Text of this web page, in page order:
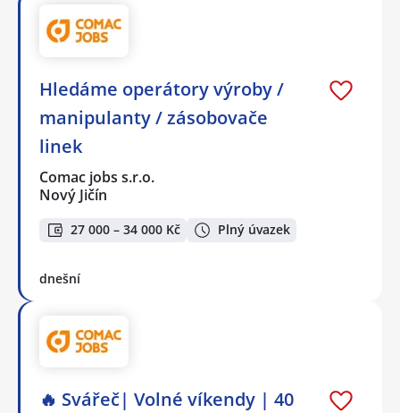
Hledáme operátory výroby /
manipulanty / zásobovače
linek
Comac jobs s.r.o.
Nový Jičín
27 000 – 34 000 Kč Plný úvazek
dnešní
🔥 Svářeč| Volné víkendy | 40